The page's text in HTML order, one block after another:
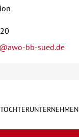
bb-sued.de
TOCHTERUNTERNEHMEN